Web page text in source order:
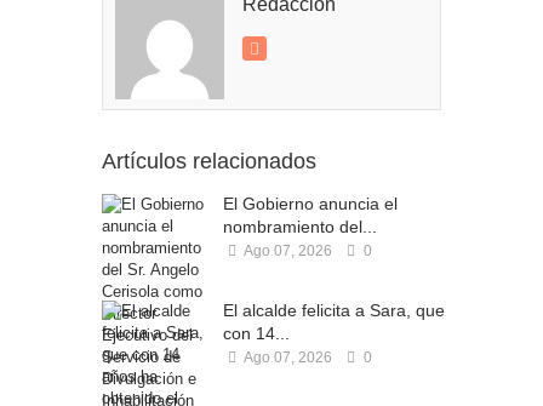
Redacción
Artículos relacionados
El Gobierno anuncia el
nombramiento del...
Ago 07, 2026 0
El alcalde felicita a Sara, que
con 14...
Ago 07, 2026 0